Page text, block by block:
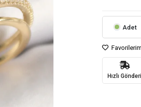
Adet
Hızlı Gönderi